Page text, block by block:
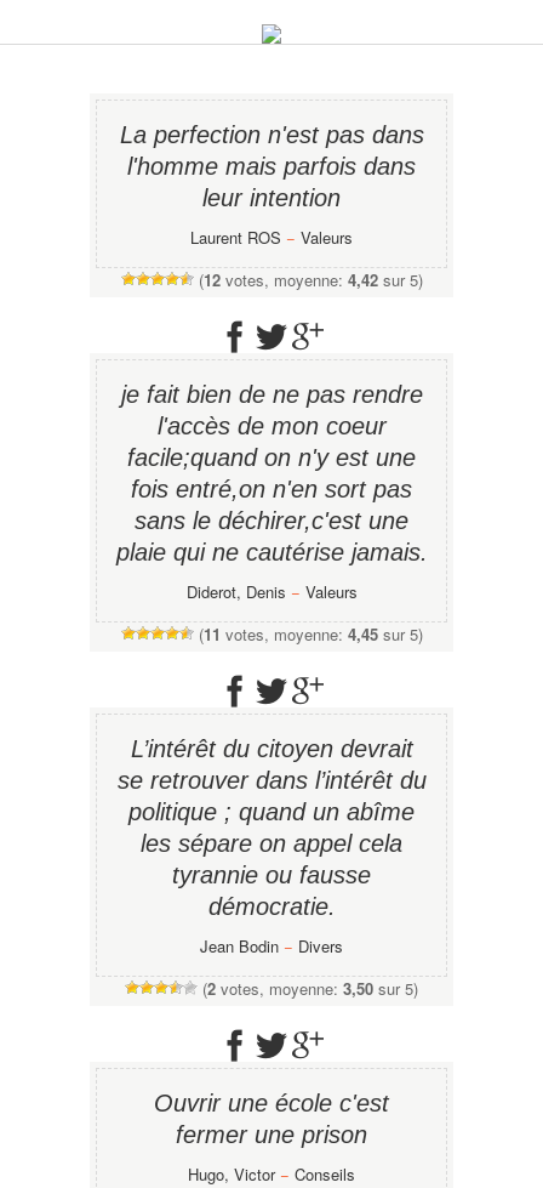
La perfection n'est pas dans
l'homme mais parfois dans
leur intention
Laurent ROS − Valeurs
(12votes, moyenne: 4,42sur 5)
je fait bien de ne pas rendre
l'accès de mon coeur
facile;quand on n'y est une
fois entré,on n'en sort pas
sans le déchirer,c'est une
plaie qui ne cautérise jamais.
Diderot, Denis − Valeurs
(11 votes, moyenne: 4,45sur 5)
L’intérêt du citoyen devrait
se retrouver dans l’intérêt du
politique ; quand un abîme
les sépare on appel cela
tyrannie ou fausse
démocratie.
Jean Bodin − Divers
(2 votes, moyenne: 3,50 sur 5)
Ouvrir une école c'est
fermer une prison
Hugo, Victor− Conseils